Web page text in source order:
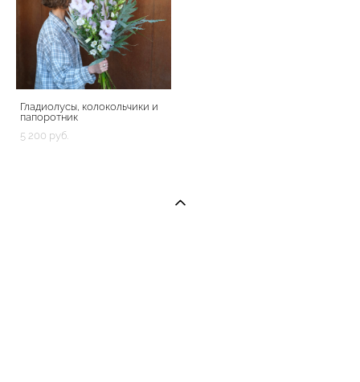
Гладиолусы, колокольчики и
папоротник
5 200 pуб.